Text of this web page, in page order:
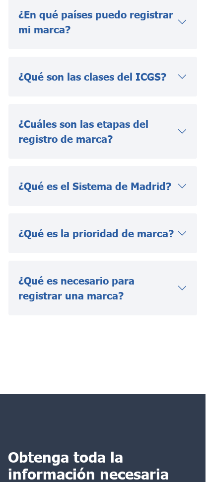
¿En qué países puedo registrar
mi marca?
¿Qué son las clases del ICGS?
¿Cuáles son las etapas del
registro de marca?
¿Qué es el Sistema de Madrid?
¿Qué es la prioridad de marca?
¿Qué es necesario para
registrar una marca?
Obtenga toda la
información necesaria